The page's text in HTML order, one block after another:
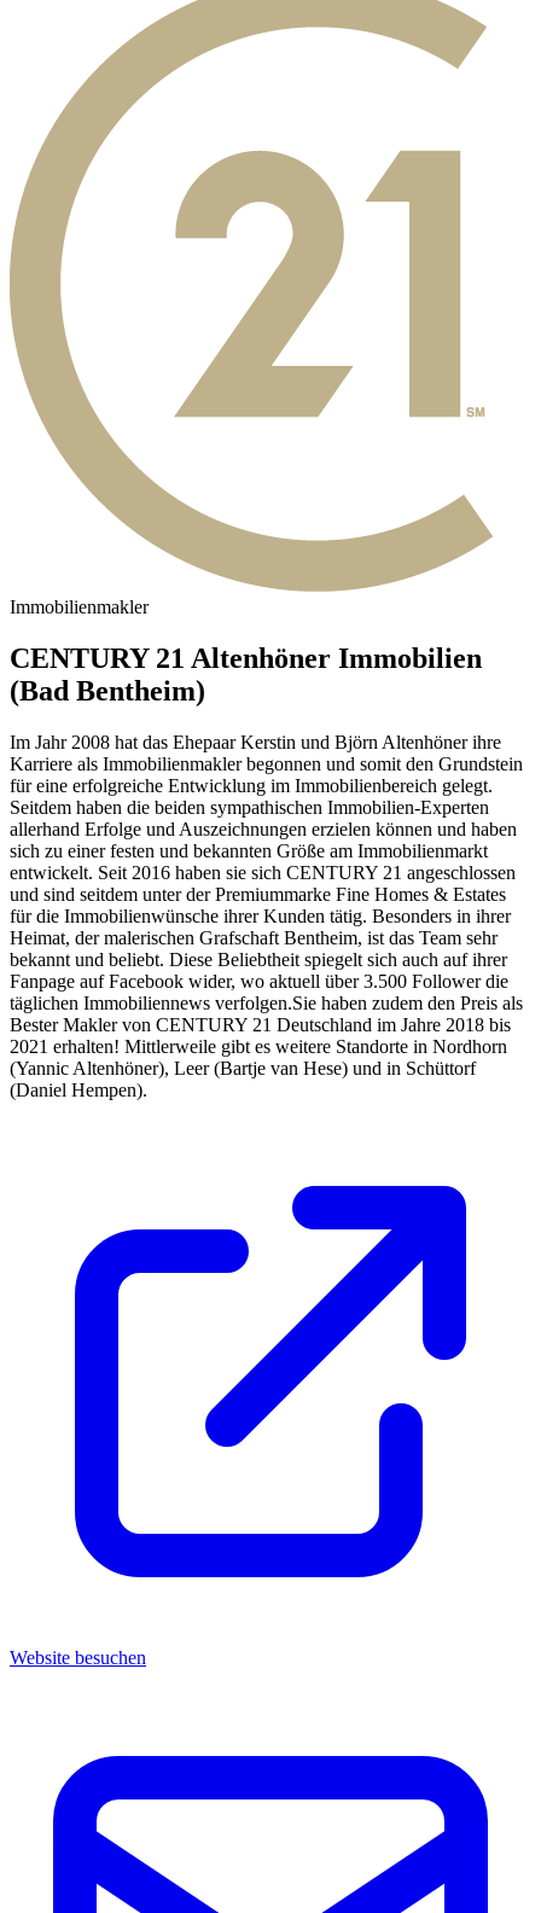
Immobilienmakler
CENTURY 21 Altenhöner Immobilien
(Bad Bentheim)
Im Jahr 2008 hat das Ehepaar Kerstin und Björn Altenhöner ihre
Karriere als Immobilienmakler begonnen und somit den Grundstein
für eine erfolgreiche Entwicklung im Immobilienbereich gelegt.
Seitdem haben die beiden sympathischen Immobilien-Experten
allerhand Erfolge und Auszeichnungen erzielen können und haben
sich zu einer festen und bekannten Größe am Immobilienmarkt
entwickelt. Seit 2016 haben sie sich CENTURY 21 angeschlossen
und sind seitdem unter der Premiummarke Fine Homes & Estates
für die Immobilienwünsche ihrer Kunden tätig. Besonders in ihrer
Heimat, der malerischen Grafschaft Bentheim, ist das Team sehr
bekannt und beliebt. Diese Beliebtheit spiegelt sich auch auf ihrer
Fanpage auf Facebook wider, wo aktuell über 3.500 Follower die
täglichen Immobiliennews verfolgen.Sie haben zudem den Preis als
Bester Makler von CENTURY 21 Deutschland im Jahre 2018 bis
2021 erhalten! Mittlerweile gibt es weitere Standorte in Nordhorn
(Yannic Altenhöner), Leer (Bartje van Hese) und in Schüttorf
(Daniel Hempen).
Website besuchen